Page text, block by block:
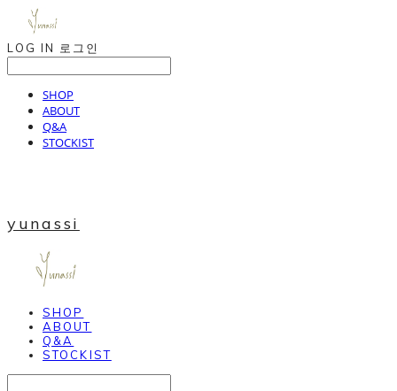
LOG IN 로그인
SHOP
ABOUT
Q&A
STOCKIST
yunassi
SHOP
ABOUT
Q&A
STOCKIST